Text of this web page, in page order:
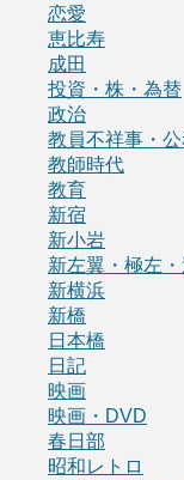
恋愛
恵比寿
成田
投資・株・為替
政治
教員不祥事・
教師時代
教育
新宿
新小岩
新左翼・極左・
新横浜
新橋
日本橋
日記
映画
映画・DVD
春日部
昭和レトロ